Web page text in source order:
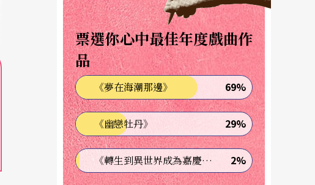
票選你心中最佳年度戲曲作
品
《夢在海潮那邊》 69%
《幽戀牡丹》 29%
《轉生到異世界成為嘉慶君—發現我的祖先是詐騙集團!?》 2%